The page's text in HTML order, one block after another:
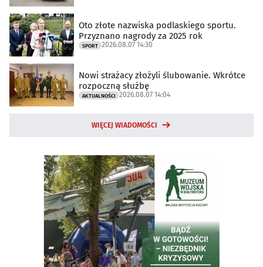
Oto złote nazwiska podlaskiego sportu.
Przyznano nagrody za 2025 rok
SPORT 2026.08.07 14:30
Nowi strażacy złożyli ślubowanie. Wkrótce
rozpoczną służbę
AKTUALNOŚCI 2026.08.07 14:04
WIĘCEJ WIADOMOŚCI